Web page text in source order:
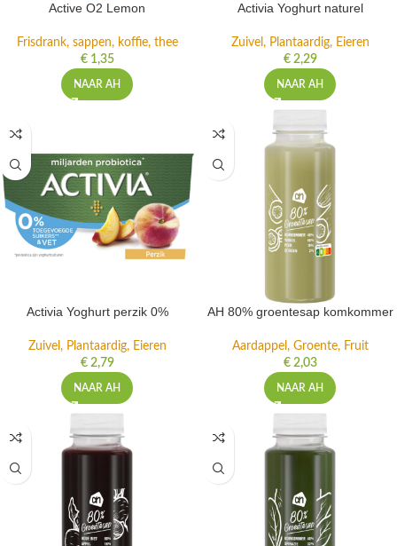
Active O2 Lemon
Frisdrank, sappen, koffie, thee
€1,35
NAAR AH
Activia Yoghurt naturel
Zuivel, Plantaardig, Eieren
€2,29
NAAR AH
Activia Yoghurt perzik 0%
Zuivel, Plantaardig, Eieren
€2,79
NAAR AH
AH 80% groentesap komkommer
Aardappel, Groente, Fruit
€2,03
NAAR AH